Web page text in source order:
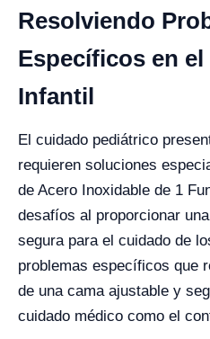
Resolviendo
Específicos en
Infantil
El cuidado pediátrico
requieren soluciones
de Acero Inoxidable de 1
desafíos al proporcionar
segura para el cuidado de
problemas específicos que
de una cama ajustable y
cuidado médico como el